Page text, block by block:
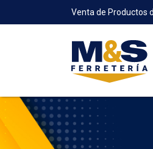
Venta de Productos